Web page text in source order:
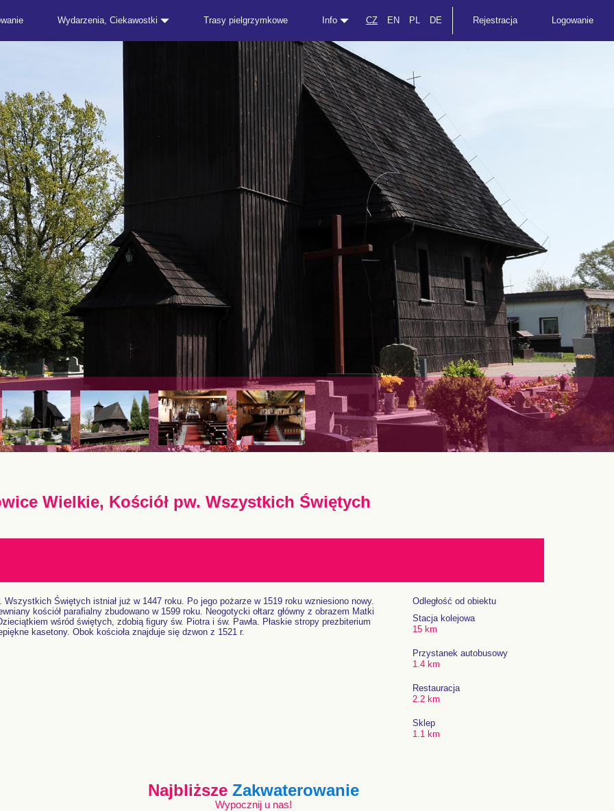
Wydarzenia, Ciekawostki Trasy pielgrzymkowe Info CZ EN PL DE Rejestracja Logowanie
Wielkie, Kościół pw. Wszystkich Świętych
Wszystkich Świętych istniał już w 1447 roku. Po jego pożarze w 1519 roku wzniesiono nowy.
kościół parafialny zbudowano w 1599 roku. Neogotycki ołtarz główny z obrazem Matki
wśród świętych, zdobią ﬁgury św. Piotra i św. Pawła. Płaskie stropy prezbiterium
kasetony. Obok kościoła znajduje się dzwon z 1521 r.
Odległość od obiektu
Stacja kolejowa
15 km
Przystanek autobusowy
1.4 km
Restauracja
2.2 km
Sklep
1.1 km
NajbliższeZakwaterowanie
Wypocznij u nas!